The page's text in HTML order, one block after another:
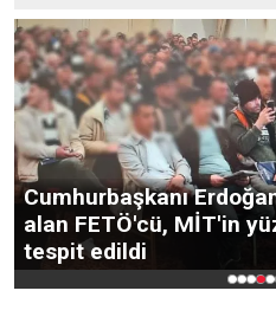
Konya'da bebeğiyle
çirkin saldırı: Daha
yobazsınız